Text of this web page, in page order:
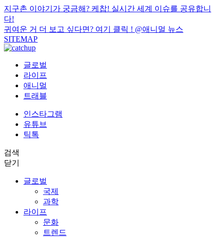
지구촌 이야기가 궁금해? 케찹! 실시간 세계 이슈를 공유합니
다!
귀여운 거 더 보고 싶다면? 여기 클릭 ! @애니멀 뉴스
SITEMAP
글로벌
라이프
애니멀
트래블
인스타그램
유튜브
틱톡
검색
닫기
글로벌
국제
과학
라이프
문화
트렌드